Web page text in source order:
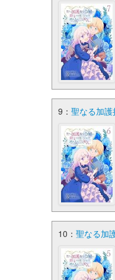
9： 聖なる加
10： 聖なる加